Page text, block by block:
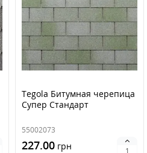
Tegola Битумная черепица
Супер Стандарт
55002073
227.00 грн